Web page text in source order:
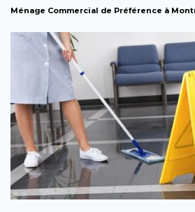
Ménage Commercial de Préférence à